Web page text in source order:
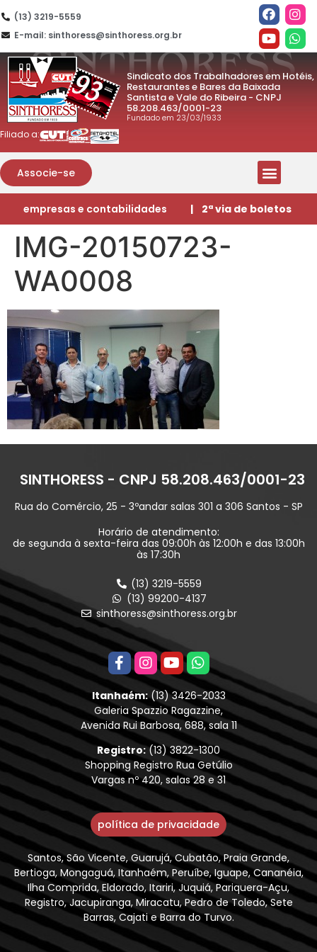
(13) 3219-5559
E-mail: sinthoress@sinthoress.org.br
Sindicato dos Trabalhadores em Hotéis,
Restaurantes e Bares da Baixada
Santista e Vale do Ribeira - CNPJ
58.208.463/0001-23
Fundado em 23/03/1933
Filiado a:
Associe-se
empresas e contabilidades | 2ª via de boletos
IMG-20150723-
WA0008
SINTHORESS - CNPJ 58.208.463/0001-23
Rua do Comércio, 25 - 3ºandar salas 301 a 306 Santos - SP
Horário de atendimento:
de segunda à sexta-feira das 09:00h às 12:00h e das 13:00h
às 17:30h
(13) 3219-5559
(13) 99200-4137
sinthoress@sinthoress.org.br
Itanhaém:(13) 3426-2033
Galeria Spazzio Ragazzine,
Avenida Rui Barbosa, 688, sala 11
Registro:(13) 3822-1300
Shopping Registro Rua Getúlio
Vargas nº 420, salas 28 e 31
política de privacidade
Santos, São Vicente, Guarujá, Cubatão, Praia Grande,
Bertioga, Mongaguá, Itanhaém, Peruíbe, Iguape, Cananéia,
Ilha Comprida, Eldorado, Itariri, Juquiá, Pariquera-Açu,
Registro, Jacupiranga, Miracatu, Pedro de Toledo, Sete
Barras, Cajati e Barra do Turvo.